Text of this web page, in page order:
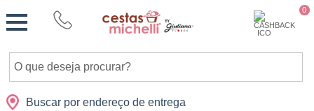
0
Buscar por endereço de entrega
Cidades Presentes Datas Shopping
Monte
sua
Cesta